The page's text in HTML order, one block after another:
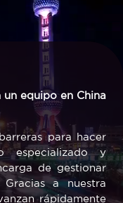
equipo en China
para hacer
especializado y
de gestionar
a nuestra
rápidamente